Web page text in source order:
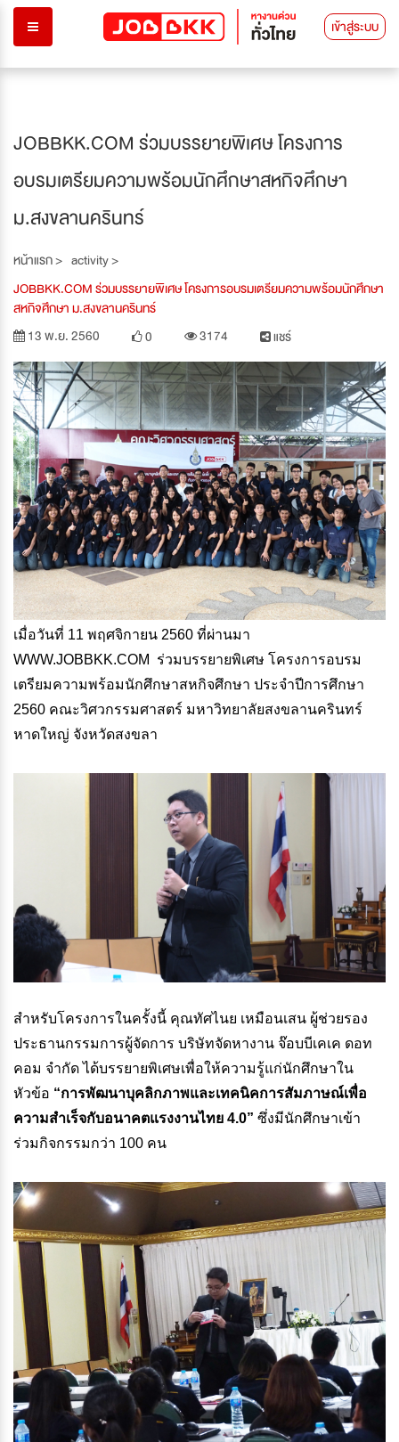
เข้าสู่ระบบ
JOBBKK.COM ร่วมบรรยายพิเศษ โครงการ
อบรมเตรียมความพร้อมนักศึกษาสหกิจศึกษา
ม.สงขลานครินทร์
หน้าแรก > activity >
JOBBKK.COM ร่วมบรรยายพิเศษ โครงการอบรมเตรียมความพร้อมนักศึกษา
สหกิจศึกษา ม.สงขลานครินทร์
13 พ.ย. 2560
0 3174 แชร์
เมื่อวันที่ 11 พฤศจิกายน 2560 ที่ผ่านมา
WWW.JOBBKK.COM ร่วมบรรยายพิเศษ โครงการอบรม
เตรียมความพร้อมนักศึกษาสหกิจศึกษา ประจำปีการศึกษา
2560 คณะวิศวกรรมศาสตร์ มหาวิทยาลัยสงขลานครินทร์
หาดใหญ่ จังหวัดสงขลา
สำหรับโครงการในครั้งนี้ คุณทัศไนย เหมือนเสน ผู้ช่วยรอง
ประธานกรรมการผู้จัดการ บริษัทจัดหางาน จ๊อบบีเคเค ดอท
คอม จำกัด ได้บรรยายพิเศษเพื่อให้ความรู้แก่นักศึกษาใน
หัวข้อ “การพัฒนาบุคลิกภาพและเทคนิคการสัมภาษณ์เพื่อ
ความสำเร็จกับอนาคตแรงงานไทย 4.0” ซึ่งมีนักศึกษาเข้า
ร่วมกิจกรรมกว่า 100 คน